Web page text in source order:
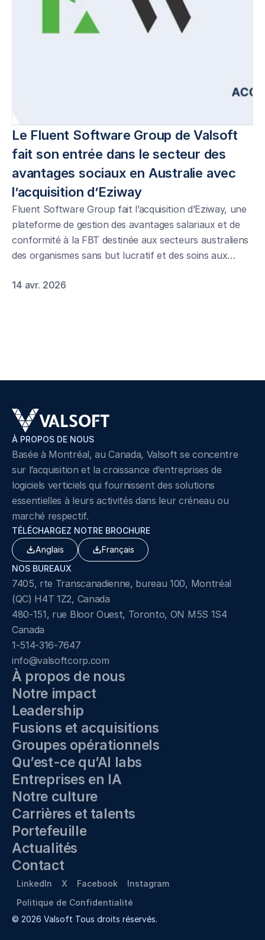
Le Fluent Software Group de Valsoft
fait son entrée dans le secteur des
avantages sociaux en Australie avec
l’acquisition d’Eziway
Fluent Software Group fait l’acquisition d’Eziway, une
plateforme de gestion des avantages salariaux et de
conformité à la FBT destinée aux secteurs australiens
des organismes sans but lucratif et des soins aux
14 avr. 2026
À PROPOS DE NOUS
Basée à Montréal, au Canada, Valsoft se concentre
sur l’acquisition et la croissance d’entreprises de
logiciels verticiels qui fournissent des solutions
essentielles à leurs activités dans leur créneau ou
marché respectif.
TÉLÉCHARGEZ NOTRE BROCHURE
Anglais
Français
NOS BUREAUX
7405, rte Transcanadienne, bureau 100, Montréal
(QC) H4T 1Z2, Canada
480-151, rue Bloor Ouest, Toronto, ON M5S 1S4
Canada
1-514-316-7647
info@valsoftcorp.com
À propos de nous
Notre impact
Leadership
Fusions et acquisitions
Groupes opérationnels
Qu’est-ce qu’AI labs
Entreprises en IA
Notre culture
Carrières et talents
Portefeuille
Actualités
Contact
LinkedIn X Facebook
Instagram
Politique de Confidentialité
© 2026 Valsoft Tous droits réservés.